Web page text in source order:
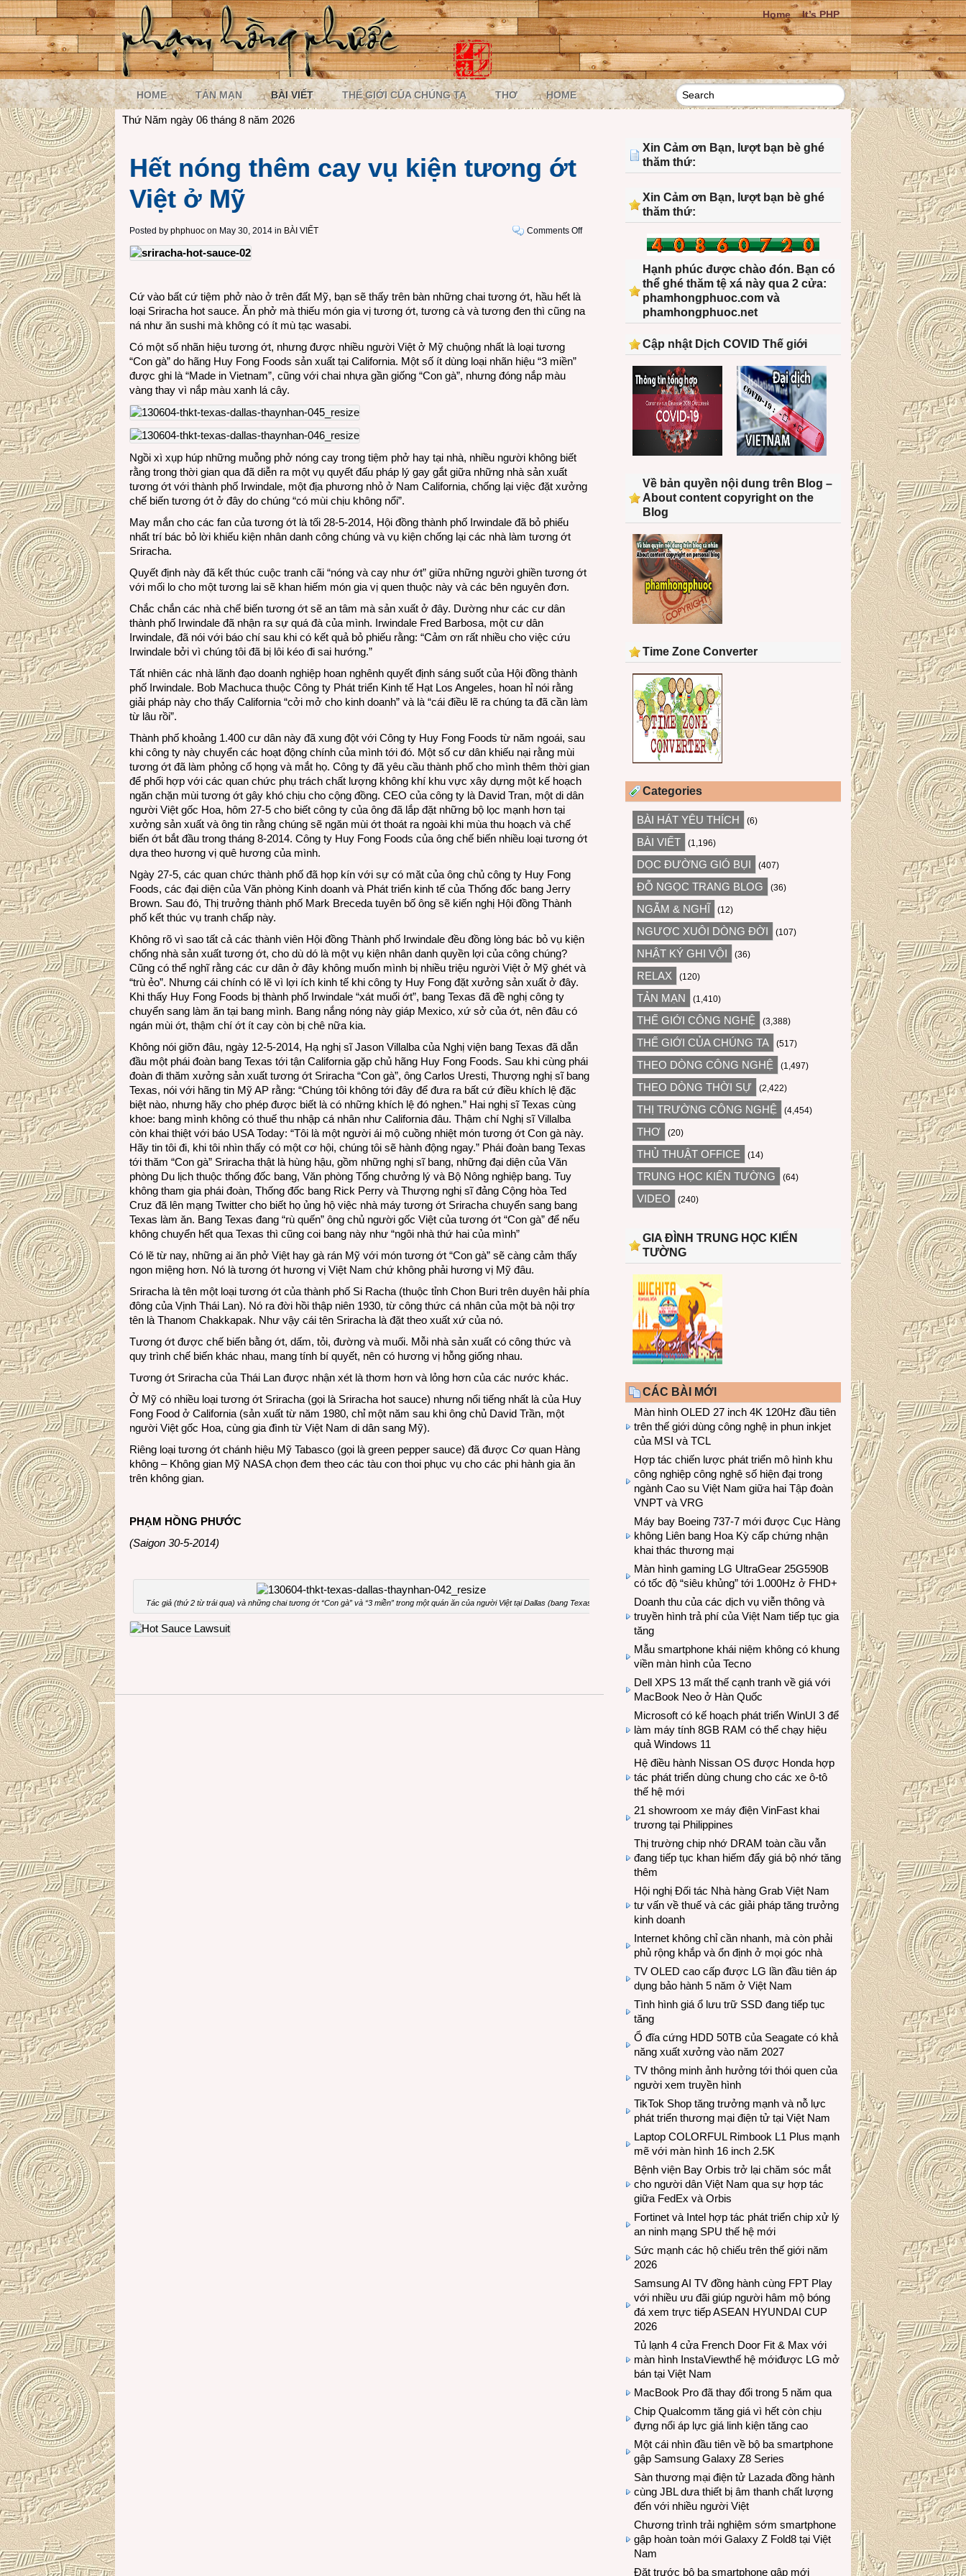
Home It’s PHP
HOME TẢN MẠN BÀI VIẾT THẾ GIỚI CỦA CHÚNG TA THƠ HOME
Thứ Năm ngày 06 tháng 8 năm 2026
Hết nóng thêm cay vụ kiện tương ớt
Việt ở Mỹ
Posted by phphuoc on May 30, 2014 in BÀI VIẾT Comments Offon
kiện
Cứ vào bất cứ tiệm phở nào ở trên đất Mỹ, bạn sẽ thấy trên bàn những chai tương ớt, hầu hết là
loại Sriracha hot sauce. Ăn phở mà thiếu món gia vị tương ớt, tương cà và tương đen thì cũng na
ná như ăn sushi mà không có ít mù tạc wasabi.
Có một số nhãn hiệu tương ớt, nhưng được nhiều người Việt ở Mỹ chuộng nhất là loại tương
“Con gà” do hãng Huy Fong Foods sản xuất tại California. Một số ít dùng loại nhãn hiệu “3 miền”
được ghi là “Made in Vietnam”, cũng với chai nhựa gần giống “Con gà”, nhưng đóng nắp màu
vàng thay vì nắp màu xanh lá cây.
Ngồi xì xụp húp những muỗng phở nóng cay trong tiệm phở hay tại nhà, nhiều người không biết
rằng trong thời gian qua đã diễn ra một vụ quyết đấu pháp lý gay gắt giữa những nhà sản xuất
tương ớt với thành phố Irwindale, một địa phương nhỏ ở Nam California, chống lại việc đặt xưởng
chế biến tương ớt ở đây do chúng “có mùi chịu không nổi”.
May mắn cho các fan của tương ớt là tối 28-5-2014, Hội đồng thành phố Irwindale đã bỏ phiếu
nhất trí bác bỏ lời khiếu kiện nhân danh công chúng và vụ kiện chống lại các nhà làm tương ớt
Sriracha.
Quyết định này đã kết thúc cuộc tranh cãi “nóng và cay như ớt” giữa những người ghiền tương ớt
với mối lo cho một tương lai sẽ khan hiếm món gia vị quen thuộc này và các bên nguyên đơn.
Chắc chắn các nhà chế biến tương ớt sẽ an tâm mà sản xuất ở đây. Dường như các cư dân
thành phố Irwindale đã nhận ra sự quá đà của mình. Irwindale Fred Barbosa, một cư dân
Irwindale, đã nói với báo chí sau khi có kết quả bỏ phiếu rằng: “Cảm ơn rất nhiều cho việc cứu
Irwindale bởi vì chúng tôi đã bị lôi kéo đi sai hướng.”
Tất nhiên các nhà lãnh đạo doanh nghiệp hoan nghênh quyết định sáng suốt của Hội đồng thành
phố Irwindale. Bob Machuca thuộc Công ty Phát triển Kinh tế Hạt Los Angeles, hoan hỉ nói rằng
giải pháp này cho thấy California “cởi mở cho kinh doanh” và là “cái điều lẽ ra chúng ta đã cần làm
từ lâu rồi”.
Thành phố khoảng 1.400 cư dân này đã xung đột với Công ty Huy Fong Foods từ năm ngoái, sau
khi công ty này chuyển các hoạt động chính của mình tới đó. Một số cư dân khiếu nại rằng mùi
tương ớt đã làm phỏng cổ họng và mắt họ. Công ty đã yêu cầu thành phố cho mình thêm thời gian
để phối hợp với các quan chức phụ trách chất lượng không khí khu vực xây dựng một kế hoạch
ngăn chặn mùi tương ớt gây khó chịu cho cộng đồng. CEO của công ty là David Tran, một di dân
người Việt gốc Hoa, hôm 27-5 cho biết công ty của ông đã lắp đặt những bộ lọc mạnh hơn tại
xưởng sản xuất và ông tin rằng chúng sẽ ngăn mùi ớt thoát ra ngoài khi mùa thu hoạch và chế
biến ớt bắt đầu trong tháng 8-2014. Công ty Huy Fong Foods của ông chế biến nhiều loại tương ớt
dựa theo hương vị quê hương của mình.
Ngày 27-5, các quan chức thành phố đã họp kín với sự có mặt của ông chủ công ty Huy Fong
Foods, các đại diện của Văn phòng Kinh doanh và Phát triển kinh tế của Thống đốc bang Jerry
Brown. Sau đó, Thị trưởng thành phố Mark Breceda tuyên bố ông sẽ kiến nghị Hội đồng Thành
phố kết thúc vụ tranh chấp này.
Không rõ vì sao tất cả các thành viên Hội đồng Thành phố Irwindale đều đồng lòng bác bỏ vụ kiện
chống nhà sản xuất tương ớt, cho dù dó là một vụ kiện nhân danh quyền lợi của công chúng?
Cũng có thể nghĩ rằng các cư dân ở đây không muốn mình bị nhiều triệu người Việt ở Mỹ ghét và
“trù ẻo”. Nhưng cái chính có lẽ vì lợi ích kinh tế khi công ty Huy Fong đặt xưởng sản xuất ở đây.
Khi thấy Huy Fong Foods bị thành phố Irwindale “xát muối ớt”, bang Texas đã đề nghị công ty
chuyển sang làm ăn tại bang mình. Bang nắng nóng này giáp Mexico, xứ sở của ớt, nên đâu có
ngán mùi ớt, thậm chí ớt ít cay còn bị chê nữa kia.
Không nói giỡn đâu, ngày 12-5-2014, Hạ nghị sĩ Jason Villalba của Nghị viện bang Texas đã dẫn
đầu một phái đoàn bang Texas tới tận California gặp chủ hãng Huy Fong Foods. Sau khi cùng phái
đoàn đi thăm xưởng sản xuất tương ớt Sriracha “Con gà”, ông Carlos Uresti, Thượng nghị sĩ bang
Texas, nói với hãng tin Mỹ AP rằng: “Chúng tôi không tới đây để đưa ra bất cứ điều khích lệ đặc
biệt nào, nhưng hãy cho phép được biết là có những khích lệ đó nghen.” Hai nghị sĩ Texas cùng
khoe: bang mình không có thuế thu nhập cá nhân như California đâu. Thậm chí Nghị sĩ Villalba
còn khai thiệt với báo USA Today: “Tôi là một người ái mộ cuồng nhiệt món tương ớt Con gà này.
Hãy tin tôi đi, khi tôi nhìn thấy có một cơ hội, chúng tôi sẽ hành động ngay.” Phái đoàn bang Texas
tới thăm “Con gà” Sriracha thật là hùng hậu, gồm những nghị sĩ bang, những đại diện của Văn
phòng Du lịch thuộc thống đốc bang, Văn phòng Tổng chưởng lý và Bộ Nông nghiệp bang. Tuy
không tham gia phái đoàn, Thống đốc bang Rick Perry và Thượng nghị sĩ đảng Cộng hòa Ted
Cruz đã lên mạng Twitter cho biết họ ủng hộ việc nhà máy tương ớt Sriracha chuyển sang bang
Texas làm ăn. Bang Texas đang “rù quến” ông chủ người gốc Việt của tương ớt “Con gà” để nếu
không chuyển hết qua Texas thì cũng coi bang này như “ngôi nhà thứ hai của mình”
Có lẽ từ nay, những ai ăn phở Việt hay gà rán Mỹ với món tương ớt “Con gà” sẽ càng cảm thấy
ngon miệng hơn. Nó là tương ớt hương vị Việt Nam chứ không phải hương vị Mỹ đâu.
Sriracha là tên một loại tương ớt của thành phố Si Racha (thuộc tỉnh Chon Buri trên duyên hải phía
đông của Vịnh Thái Lan). Nó ra đời hồi thập niên 1930, từ công thức cá nhân của một bà nội trợ
tên là Thanom Chakkapak. Như vậy cái tên Sriracha là đặt theo xuất xứ của nó.
Tương ớt được chế biến bằng ớt, dấm, tỏi, đường và muối. Mỗi nhà sản xuất có công thức và
quy trình chế biến khác nhau, mang tính bí quyết, nên có hương vị hỗng giống nhau.
Tương ớt Sriracha của Thái Lan được nhận xét là thơm hơn và lỏng hơn của các nước khác.
Ở Mỹ có nhiều loại tương ớt Sriracha (gọi là Sriracha hot sauce) nhưng nổi tiếng nhất là của Huy
Fong Food ở California (sản xuất từ năm 1980, chỉ một năm sau khi ông chủ David Trần, một
người Việt gốc Hoa, cùng gia đình từ Việt Nam di dân sang Mỹ).
Riêng loại tương ớt chánh hiệu Mỹ Tabasco (gọi là green pepper sauce) đã được Cơ quan Hàng
không – Không gian Mỹ NASA chọn đem theo các tàu con thoi phục vụ cho các phi hành gia ăn
trên không gian.
PHẠM HỒNG PHƯỚC
(Saigon 30-5-2014)
Tác giả (thứ 2 từ trái qua) và những chai tương ớt “Con gà” và “3 miền” trong một quán ăn của người Việt tại Dallas (bang Texas).
Xin Cảm ơn Bạn, lượt bạn bè ghé
thăm thứ:
Xin Cảm ơn Bạn, lượt bạn bè ghé
thăm thứ:
Hạnh phúc được chào đón. Bạn có
thể ghé thăm tệ xá này qua 2 cửa:
phamhongphuoc.com và
phamhongphuoc.net
Cập nhật Dịch COVID Thế giới
Về bản quyền nội dung trên Blog –
About content copyright on the
Blog
Time Zone Converter
Categories
BÀI HÁT YÊU THÍCH (6)
BÀI VIẾT (1,196)
DỌC ĐƯỜNG GIÓ BỤI (407)
ĐỖ NGỌC TRANG BLOG (36)
NGẪM & NGHĨ (12)
NGƯỢC XUÔI DÒNG ĐỜI (107)
NHẬT KÝ GHI VỘI (36)
RELAX (120)
TẢN MẠN (1,410)
THẾ GIỚI CÔNG NGHỆ (3,388)
THẾ GIỚI CỦA CHÚNG TA (517)
THEO DÒNG CÔNG NGHỆ (1,497)
THEO DÒNG THỜI SỰ (2,422)
THỊ TRƯỜNG CÔNG NGHỆ (4,454)
THƠ (20)
THỦ THUẬT OFFICE (14)
TRUNG HỌC KIẾN TƯỜNG (64)
VIDEO (240)
GIA ĐÌNH TRUNG HỌC KIẾN
TƯỜNG
CÁC BÀI MỚI
Màn hình OLED 27 inch 4K 120Hz đầu tiên
trên thế giới dùng công nghệ in phun inkjet
của MSI và TCL
Hợp tác chiến lược phát triển mô hình khu
công nghiệp công nghệ số hiện đại trong
ngành Cao su Việt Nam giữa hai Tập đoàn
VNPT và VRG
Máy bay Boeing 737-7 mới được Cục Hàng
không Liên bang Hoa Kỳ cấp chứng nhận
khai thác thương mại
Màn hình gaming LG UltraGear 25G590B
có tốc độ “siêu khủng” tới 1.000Hz ở FHD+
Doanh thu của các dịch vụ viễn thông và
truyền hình trả phí của Việt Nam tiếp tục gia
tăng
Mẫu smartphone khái niệm không có khung
viền màn hình của Tecno
Dell XPS 13 mất thế cạnh tranh về giá với
MacBook Neo ở Hàn Quốc
Microsoft có kế hoạch phát triển WinUI 3 để
làm máy tính 8GB RAM có thể chạy hiệu
quả Windows 11
Hệ điều hành Nissan OS được Honda hợp
tác phát triển dùng chung cho các xe ô-tô
thế hệ mới
21 showroom xe máy điện VinFast khai
trương tại Philippines
Thị trường chip nhớ DRAM toàn cầu vẫn
đang tiếp tục khan hiếm đẩy giá bộ nhớ tăng
thêm
Hội nghị Đối tác Nhà hàng Grab Việt Nam
tư vấn về thuế và các giải pháp tăng trưởng
kinh doanh
Internet không chỉ cần nhanh, mà còn phải
phủ rộng khắp và ổn định ở mọi góc nhà
TV OLED cao cấp được LG lần đầu tiên áp
dụng bảo hành 5 năm ở Việt Nam
Tình hình giá ổ lưu trữ SSD đang tiếp tục
tăng
Ổ đĩa cứng HDD 50TB của Seagate có khả
năng xuất xưởng vào năm 2027
TV thông minh ảnh hưởng tới thói quen của
người xem truyền hình
TikTok Shop tăng trưởng mạnh và nỗ lực
phát triển thương mại điện tử tại Việt Nam
Laptop COLORFUL Rimbook L1 Plus mạnh
mẽ với màn hình 16 inch 2.5K
Bệnh viện Bay Orbis trở lại chăm sóc mắt
cho người dân Việt Nam qua sự hợp tác
giữa FedEx và Orbis
Fortinet và Intel hợp tác phát triển chip xử lý
an ninh mạng SPU thế hệ mới
Sức mạnh các hộ chiếu trên thế giới năm
2026
Samsung AI TV đồng hành cùng FPT Play
với nhiều ưu đãi giúp người hâm mộ bóng
đá xem trực tiếp ASEAN HYUNDAI CUP
2026
Tủ lạnh 4 cửa French Door Fit & Max với
màn hình InstaViewthế hệ mớiđược LG mở
bán tại Việt Nam
MacBook Pro đã thay đổi trong 5 năm qua
Chip Qualcomm tăng giá vì hết còn chịu
đựng nổi áp lực giá linh kiện tăng cao
Một cái nhìn đầu tiên về bộ ba smartphone
gập Samsung Galaxy Z8 Series
Sàn thương mại điện tử Lazada đồng hành
cùng JBL dưa thiết bị âm thanh chất lượng
đến với nhiều người Việt
Chương trình trải nghiệm sớm smartphone
gập hoàn toàn mới Galaxy Z Fold8 tại Việt
Nam
Đặt trước bộ ba smartphone gập mới